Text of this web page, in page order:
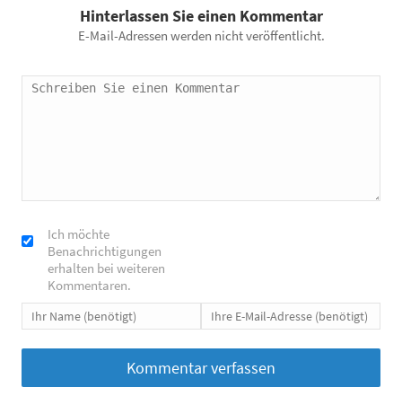
Hinterlassen Sie einen Kommentar
E-Mail-Adressen werden nicht veröffentlicht.
Ich möchte
Benachrichtigungen
erhalten bei weiteren
Kommentaren.